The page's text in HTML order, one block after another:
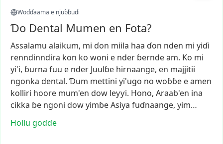
Woɗɗaama e njuɓɓudi
Ɗo Dental Mumen en Fota?
Assalamu alaikum, mi ɗon miila haa ɗon nden mi yiɗi
renndinndira kon ko woni e nder ɓerndeam. Ko mi
yi'i, ɓurna fuu e nder Juulɓe hirnaange, en majjitii
ngonka dental. Ɗum mettini yi'ugo no woɓɓe eamen
kolliri hoore mum'en dow leƴƴi. Hono, Araab'en ina
cikka ɓe ngoni dowyimɓeAsiya fuɗnaange, yim…
Hollu goɗɗe